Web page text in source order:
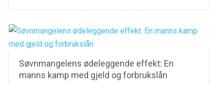
Søvnmangelens ødeleggende effekt: En
manns kamp med gjeld og forbrukslån